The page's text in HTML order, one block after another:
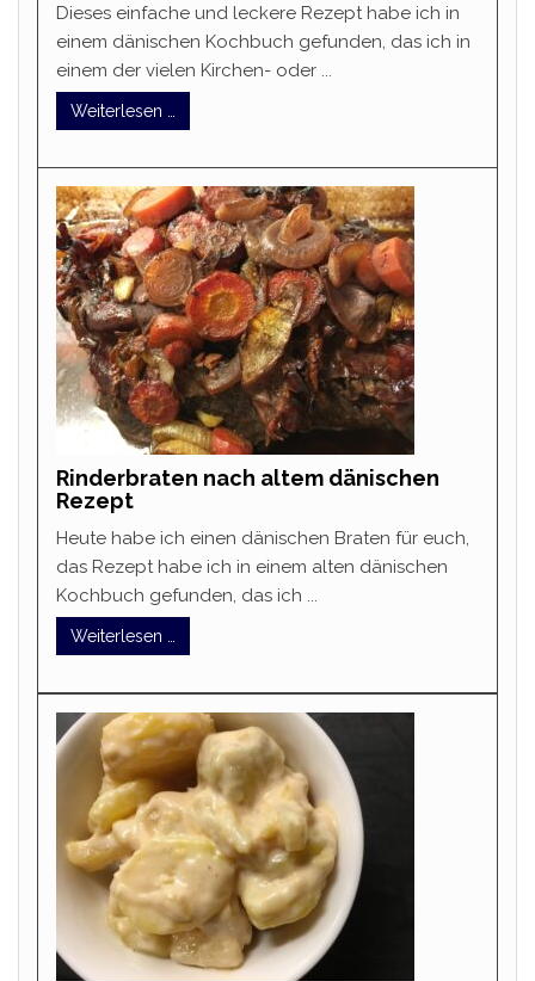
Dieses einfache und leckere Rezept habe ich in
einem dänischen Kochbuch gefunden, das ich in
einem der vielen Kirchen- oder ...
Weiterlesen …
Rinderbraten nach altem dänischen
Rezept
Heute habe ich einen dänischen Braten für euch,
das Rezept habe ich in einem alten dänischen
Kochbuch gefunden, das ich ...
Weiterlesen …